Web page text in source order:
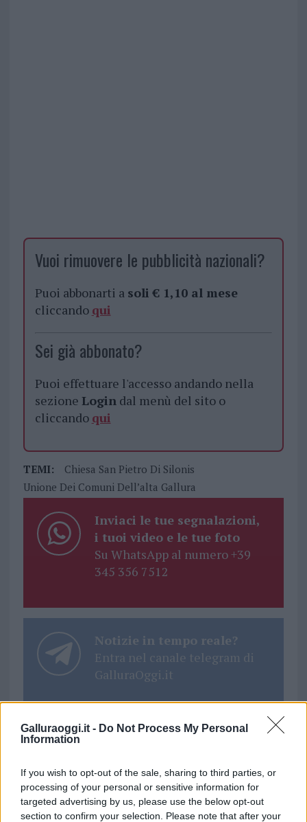
Galluraoggi.it - Do Not Process My Personal
Information
If you wish to opt-out of the sale, sharing to third parties, or
processing of your personal or sensitive information for
targeted advertising by us, please use the below opt-out
section to confirm your selection. Please note that after your
Vuoi rimuovere le pubblicità nazionali?
Puoi abbonarti a soli € 1,10 al mese
cliccando qui
Sei già abbonato?
Puoi effettuare l'accesso andando nella
sezione Login dal menù del sito o
cliccando qui
TEMI:
Chiesa San Pietro Di Silonis
Unione Dei Comuni Dell’alta Gallura
Inviaci le tue segnalazioni,
i tuoi video e le tue foto
Su WhatsApp al numero +39
345 356 7512
Notizie in tempo reale?
Entra nel canale telegram di
GalluraOggi.it
daGoogle News